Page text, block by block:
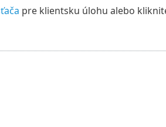
pre klientsku úlohu alebo